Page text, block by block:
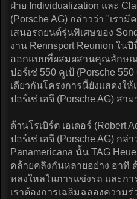
ฝ่าย Individualization และ
(Porsche AG) กล่าวว่า "เรา
เสนอรถยนต์รุ่นพิเศษของ
งาน Rennsport Reunion ใน
ออกแบบที่ผสมผสานคุณลักษณ
ปอร์เช่ 550 คูเป้ (Porsche
เดียวกันโครงการนี้ยังแสดงให้
ปอร์เช่ เอจี (Porsche AG) สา
ด้านโรเบิร์ต เอเดอร์ (Robert
ปอร์เช่ เอจี (Porsche AG) กล่
Panamericana นั้น TAG
คล้ายคลึงกันหลายอย่าง อาทิ
หลงใหลในการแข่งรถ และก
เราต้องการเฉลิมฉลองความ